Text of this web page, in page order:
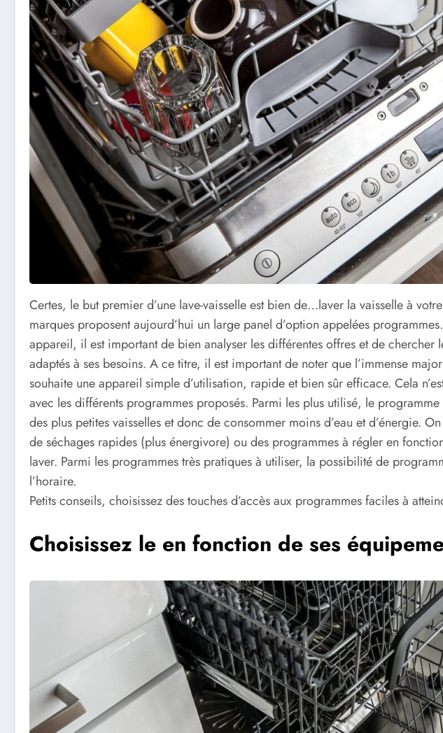
Certes, le but premier d’une lave-vaisselle est bien de…laver la vaisselle à
marques proposent aujourd’hui un large panel d’option appelées
appareil, il est important de bien analyser les différentes offres et de chercher
adaptés à ses besoins. A ce titre, il est important de noter que l’immense
souhaite une appareil simple d’utilisation, rapide et bien sûr efficace. Cela
avec les différents programmes proposés. Parmi les plus utilisé, le
des plus petites vaisselles et donc de consommer moins d’eau et d’énergie.
de séchages rapides (plus énergivore) ou des programmes à régler en
laver. Parmi les programmes très pratiques à utiliser, la possibilité de
l’horaire.
Petits conseils, choisissez des touches d’accès aux programmes faciles à
Choisissez le en fonction de ses